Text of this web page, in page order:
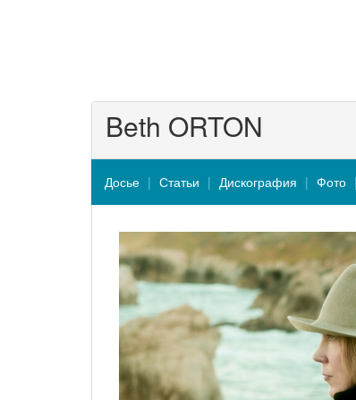
Beth ORTON
Досье Статьи Дискография Фото